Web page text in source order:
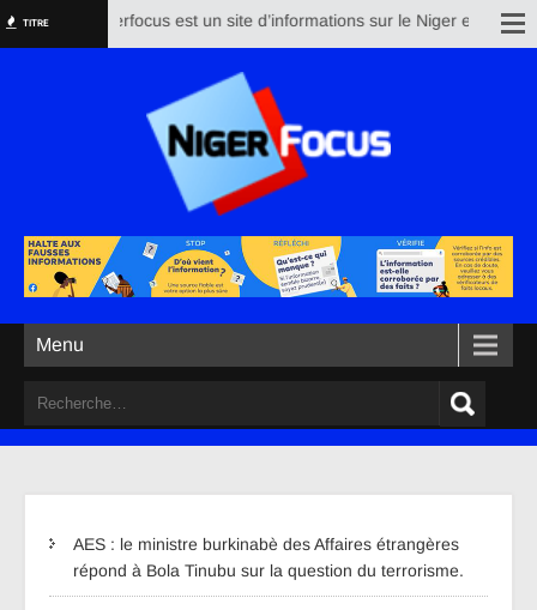
TITRE Nigerfocus est un site d’informations sur le Niger et le
Menu
AES : le ministre burkinabè des Affaires étrangères
répond à Bola Tinubu sur la question du terrorisme.